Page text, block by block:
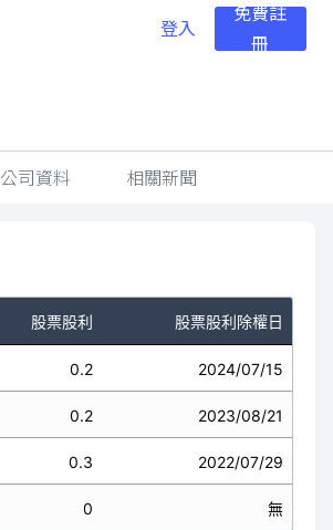
登入
免費註
冊
公司資料 相關新聞
股票股利 股票股利除權日
0.2 2024/07/15
0.2 2023/08/21
0.3 2022/07/29
0 無